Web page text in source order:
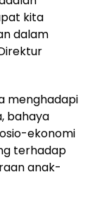
kita
dalam
menghadapi
bahaya
ekonomi
terhadap
anak-